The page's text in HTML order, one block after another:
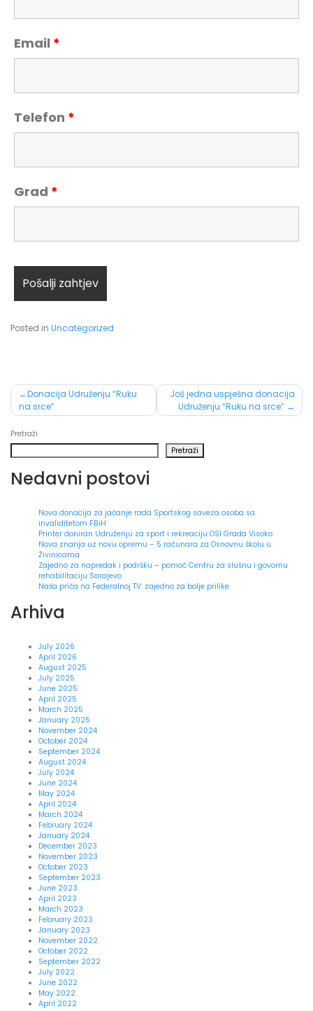
Email *
Telefon *
Grad *
Posted in Uncategorized
Post
navigation
Donacija Udruženju “Ruku
na srce”
Još jedna uspješna donacija
Udruženju “Ruku na srce”
Pretraži
Pretraži
Nedavni postovi
Nova donacija za jačanje rada Sportskog saveza osoba sa
invaliditetom FBiH
Printer doniran Udruženju za sport i rekreaciju OSI Grada Visoko
Nova znanja uz novu opremu – 5 računara za Osnovnu školu u
Živinicama
Zajedno za napredak i podršku – pomoć Centru za slušnu i govornu
rehabilitaciju Sarajevo
Naša priča na Federalnoj TV: zajedno za bolje prilike
Arhiva
July 2026
April 2026
August 2025
July 2025
June 2025
April 2025
March 2025
January 2025
November 2024
October 2024
September 2024
August 2024
July 2024
June 2024
May 2024
April 2024
March 2024
February 2024
January 2024
December 2023
November 2023
October 2023
September 2023
June 2023
April 2023
March 2023
February 2023
January 2023
November 2022
October 2022
September 2022
July 2022
June 2022
May 2022
April 2022